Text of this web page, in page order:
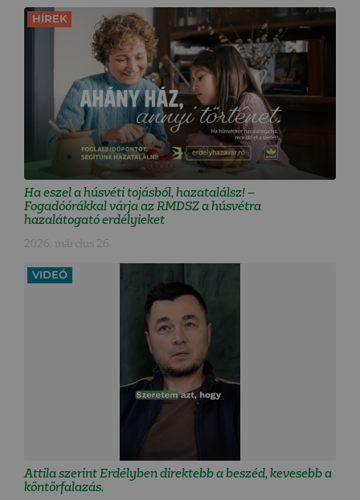
HÍREK
Ha eszel a húsvéti tojásból, hazatalálsz! –
Fogadóórákkal várja az RMDSZ a húsvétra
hazalátogató erdélyieket
2026. március 26.
VIDEÓ
Attila szerint Erdélyben direktebb a beszéd, kevesebb a
köntörfalazás.